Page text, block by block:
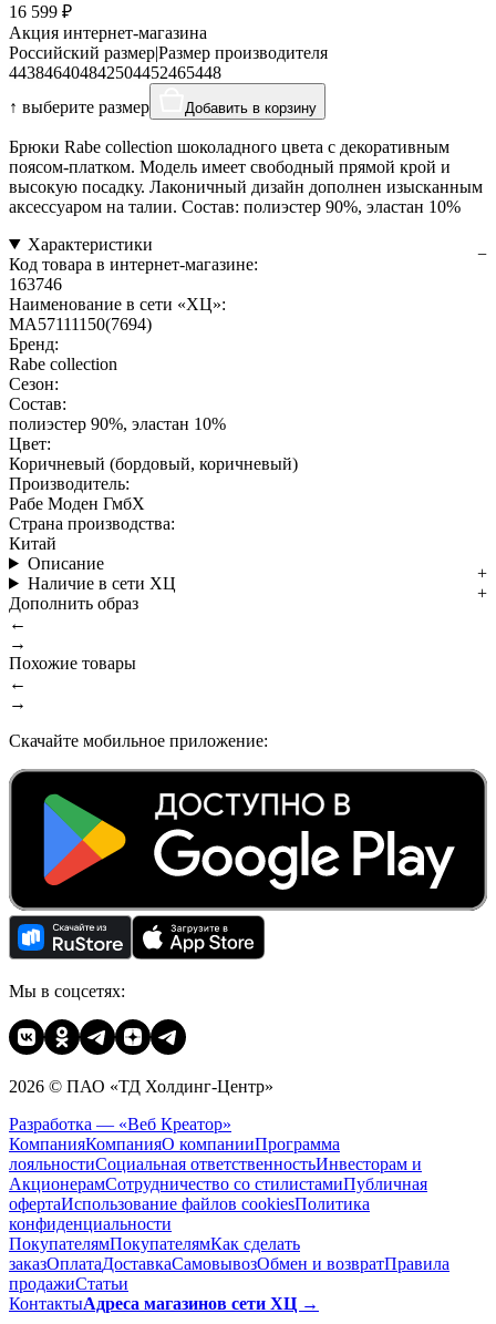
16 599 ₽
Акция интернет-магазина
Российский размер|Размер производителя
443846404842504452465448
↑ выберите размер
Добавить в корзину
Брюки Rabe collection шоколадного цвета с декоративным
поясом-платком. Модель имеет свободный прямой крой и
высокую посадку. Лаконичный дизайн дополнен изысканным
аксессуаром на талии. Состав: полиэстер 90%, эластан 10%
Характеристики
Код товара в интернет-магазине:
163746
Наименование в сети «ХЦ»:
MA57111150(7694)
Бренд:
Rabe collection
Сезон:
Состав:
полиэстер 90%, эластан 10%
Цвет:
Коричневый (бордовый, коричневый)
Производитель:
Рабе Моден ГмбХ
Страна производства:
Китай
Описание
Наличие в сети ХЦ
Дополнить образ
←
→
Похожие товары
←
→
Скачайте мобильное приложение:
Мы в соцсетях:
2026 © ПАО «ТД Холдинг-Центр»
Разработка — «Веб Креатор»
КомпанияКомпанияО компанииПрограмма
лояльностиСоциальная ответственностьИнвесторам и
АкционерамСотрудничество со стилистамиПубличная
офертаИспользование файлов cookiesПолитика
конфиденциальности
ПокупателямПокупателямКак сделать
заказОплатаДоставкаCамовывозОбмен и возвратПравила
продажиСтатьи
КонтактыАдреса магазинов сети ХЦ →